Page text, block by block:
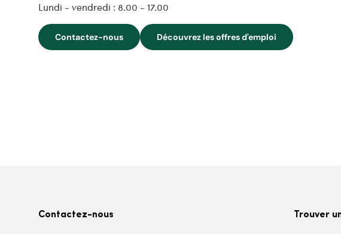
Lundi - vendredi : 8.00 - 17.00
Contactez-nous Découvrez les offres d'emploi
Contactez-nous Trouver